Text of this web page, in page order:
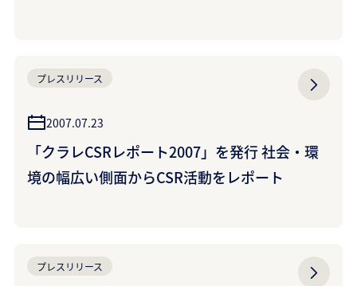
プレスリリース
2007.07.23
「クラレCSRレポート2007」を発行 社会・環
境の幅広い側面からCSR活動をレポート
プレスリリース